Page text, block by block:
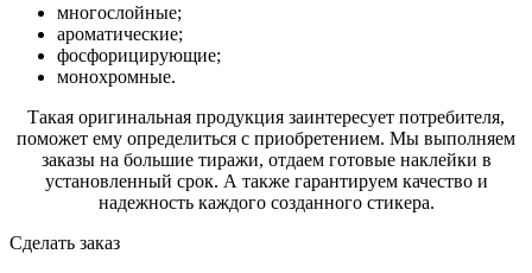
многослойные;
ароматические;
фосфорицирующие;
монохромные.
Такая оригинальная продукция заинтересует потребителя,
поможет ему определиться с приобретением. Мы выполняем
заказы на большие тиражи, отдаем готовые наклейки в
установленный срок. А также гарантируем качество и
надежность каждого созданного стикера.
Сделать заказ